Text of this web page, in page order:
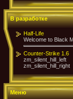
В разработке
Half-Life
Welcome to Black
Counter-Strike 1.6
zm_silent_hill_left
zm_silent_hill_right
Меню